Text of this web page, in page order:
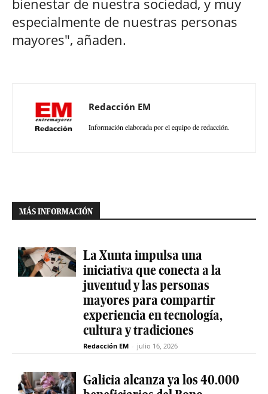
bienestar de nuestra sociedad, y muy
especialmente de nuestras personas
mayores", añaden.
Redacción EM
Información elaborada por el equipo de redacción.
MÁS INFORMACIÓN
La Xunta impulsa una
iniciativa que conecta a la
juventud y las personas
mayores para compartir
experiencia en tecnología,
cultura y tradiciones
Redacción EM - julio 16, 2026
Galicia alcanza ya los 40.000